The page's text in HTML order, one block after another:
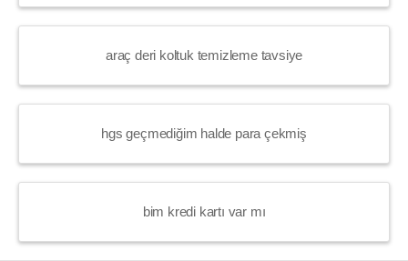
araç deri koltuk temizleme tavsiye
hgs geçmediğim halde para çekmiş
bim kredi kartı var mı